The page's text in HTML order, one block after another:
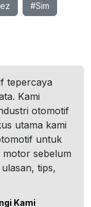
#Sim
tepercaya
Kami
otomotif
utama kami
untuk
motor sebelum
tips,
Kami